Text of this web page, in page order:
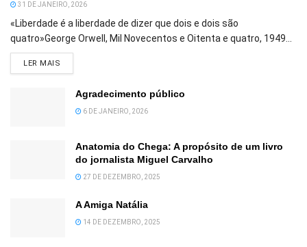
31 DE JANEIRO, 2026
«Liberdade é a liberdade de dizer que dois e dois são
quatro»George Orwell, Mil Novecentos e Oitenta e quatro, 1949...
LER MAIS
Agradecimento público
6 DE JANEIRO, 2026
Anatomia do Chega: A propósito de um livro
do jornalista Miguel Carvalho
27 DE DEZEMBRO, 2025
A Amiga Natália
14 DE DEZEMBRO, 2025